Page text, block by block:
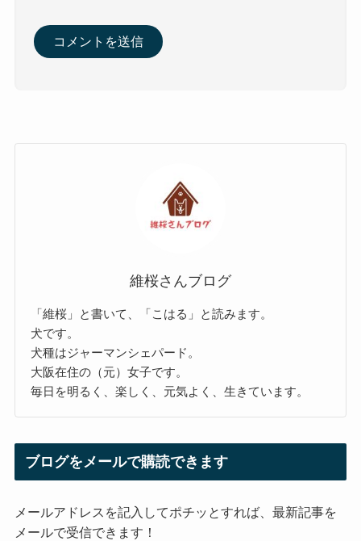
維桜さんブログ
「維桜」と書いて、「こはる」と読みます。
犬です。
犬種はジャーマンシェパード。
大阪在住の（元）女子です。
毎日を明るく、楽しく、元気よく、生きています。
ブログをメールで購読できます
メールアドレスを記入してポチッとすれば、最新記事を
メールで受信できます！